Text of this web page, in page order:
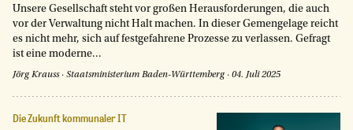
Unsere Gesellschaft steht vor großen Herausforderungen, die auch
vor der Verwaltung nicht Halt machen. In dieser Gemengelage reicht
es nicht mehr, sich auf festgefahrene Prozesse zu verlassen. Gefragt
ist eine moderne...
Jörg Krauss· Staatsministerium Baden-Württemberg · 04. Juli 2025
Die Zukunft kommunaler IT